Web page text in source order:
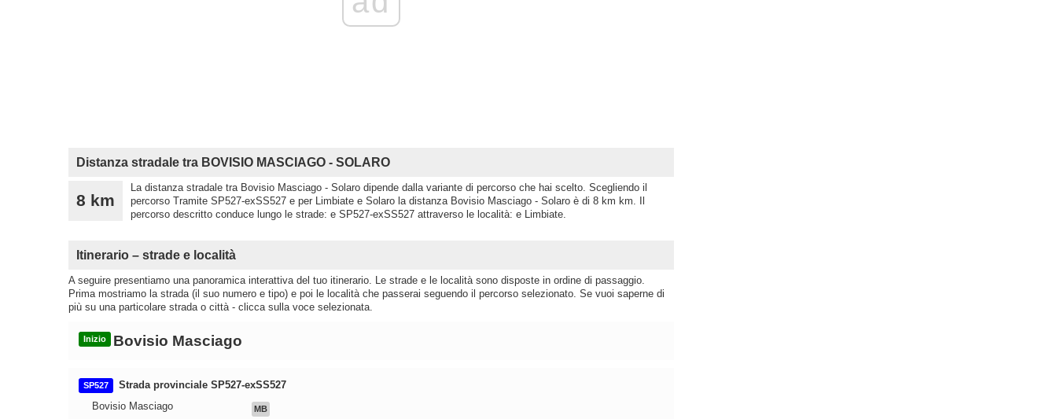
Distanza stradale tra BOVISIO MASCIAGO - SOLARO
8 km
La distanza stradale tra Bovisio Masciago - Solaro dipende dalla variante di percorso che hai scelto. Scegliendo il
percorso Tramite SP527-exSS527 e per Limbiate e Solaro la distanza Bovisio Masciago - Solaro è di 8 km km. Il
percorso descritto conduce lungo le strade: e SP527-exSS527 attraverso le località: e Limbiate.
Itinerario – strade e località
A seguire presentiamo una panoramica interattiva del tuo itinerario. Le strade e le località sono disposte in ordine di passaggio.
Prima mostriamo la strada (il suo numero e tipo) e poi le località che passerai seguendo il percorso selezionato. Se vuoi saperne di
più su una particolare strada o città - clicca sulla voce selezionata.
Inizio Bovisio Masciago
SP527
Strada provinciale SP527-exSS527
Bovisio Masciago
MB